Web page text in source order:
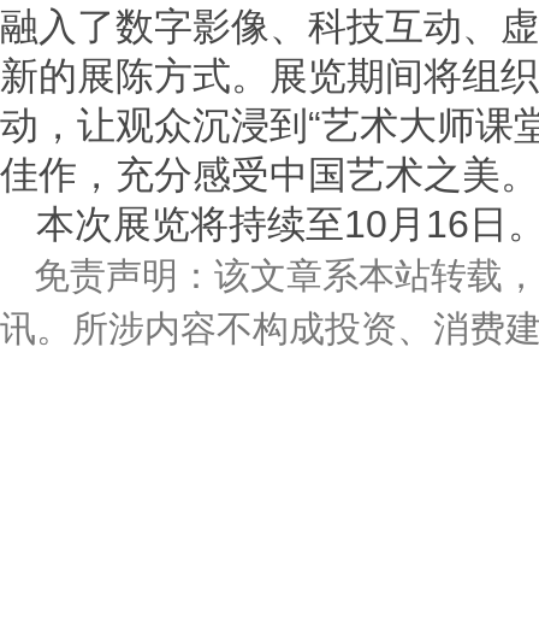
融入了数字影像、科技互动、
新的展陈方式。展览期间将组
动，让观众沉浸到“艺术大师课
佳作，充分感受中国艺术之美。
本次展览将持续至10月16日
免责声明：该文章系本站转载
讯。所涉内容不构成投资、消费